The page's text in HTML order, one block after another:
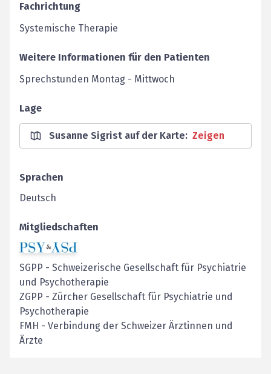
Fachrichtung
Systemische Therapie
Weitere Informationen für den Patienten
Sprechstunden Montag - Mittwoch
Lage
Susanne Sigrist auf der Karte: Zeigen
Sprachen
Deutsch
Mitgliedschaften
SGPP - Schweizerische Gesellschaft für Psychiatrie
und Psychotherapie
ZGPP - Zürcher Gesellschaft für Psychiatrie und
Psychotherapie
FMH - Verbindung der Schweizer Ärztinnen und
Ärzte